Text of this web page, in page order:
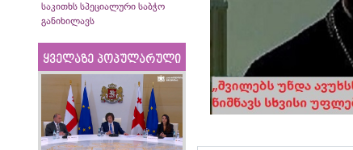
საკითხს სპეციალური საბჭო
განიხილავს
ყველაზე პოპულარული